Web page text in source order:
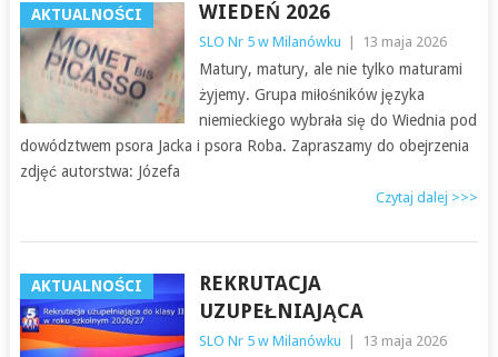
AKTUALNOŚCI WIEDEŃ 2026
SLO Nr 5 w Milanówku 13 maja 2026
Matury, matury, ale nie tylko maturami
żyjemy. Grupa miłośników języka
niemieckiego wybrała się do Wiednia pod
dowództwem psora Jacka i psora Roba. Zapraszamy do obejrzenia
zdjęć autorstwa: Józefa
Czytaj dalej >>>
AKTUALNOŚCI
REKRUTACJA
UZUPEŁNIAJĄCA
SLO Nr 5 w Milanówku 13 maja 2026